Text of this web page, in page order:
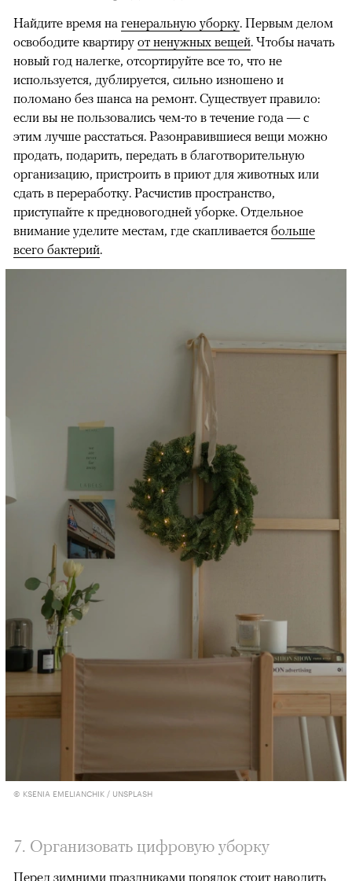
Найдите время на генеральную уборку. Первым делом
освободите квартиру от ненужных вещей. Чтобы начать
новый год налегке, отсортируйте все то, что не
используется, дублируется, сильно изношено и
поломано без шанса на ремонт. Существует правило:
если вы не пользовались чем-то в течение года — с
этим лучше расстаться. Разонравившиеся вещи можно
продать, подарить, передать в благотворительную
организацию, пристроить в приют для животных или
сдать в переработку. Расчистив пространство,
приступайте к предновогодней уборке. Отдельное
внимание уделите местам, где скапливается больше
всего бактерий.
© KSENIA EMELIANCHIK / UNSPLASH
7. Организовать цифровую уборку
Перед зимними праздниками порядок стоит наводить